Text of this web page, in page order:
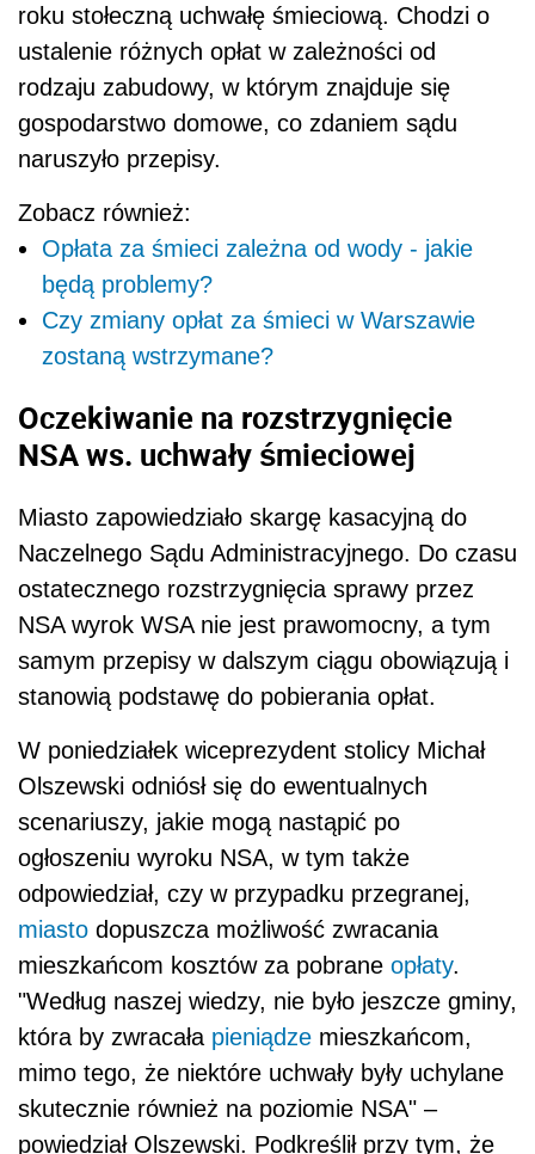
roku stołeczną uchwałę śmieciową. Chodzi o
ustalenie różnych opłat w zależności od
rodzaju zabudowy, w którym znajduje się
gospodarstwo domowe, co zdaniem sądu
naruszyło przepisy.
Zobacz również:
Opłata za śmieci zależna od wody - jakie
będą problemy?
Czy zmiany opłat za śmieci w Warszawie
zostaną wstrzymane?
Oczekiwanie na rozstrzygnięcie
NSA ws. uchwały śmieciowej
Miasto zapowiedziało skargę kasacyjną do
Naczelnego Sądu Administracyjnego. Do czasu
ostatecznego rozstrzygnięcia sprawy przez
NSA wyrok WSA nie jest prawomocny, a tym
samym przepisy w dalszym ciągu obowiązują i
stanowią podstawę do pobierania opłat.
W poniedziałek wiceprezydent stolicy Michał
Olszewski odniósł się do ewentualnych
scenariuszy, jakie mogą nastąpić po
ogłoszeniu wyroku NSA, w tym także
odpowiedział, czy w przypadku przegranej,
miasto dopuszcza możliwość zwracania
mieszkańcom kosztów za pobrane opłaty.
"Według naszej wiedzy, nie było jeszcze gminy,
która by zwracała pieniądze mieszkańcom,
mimo tego, że niektóre uchwały były uchylane
skutecznie również na poziomie NSA" –
powiedział Olszewski. Podkreślił przy tym, że